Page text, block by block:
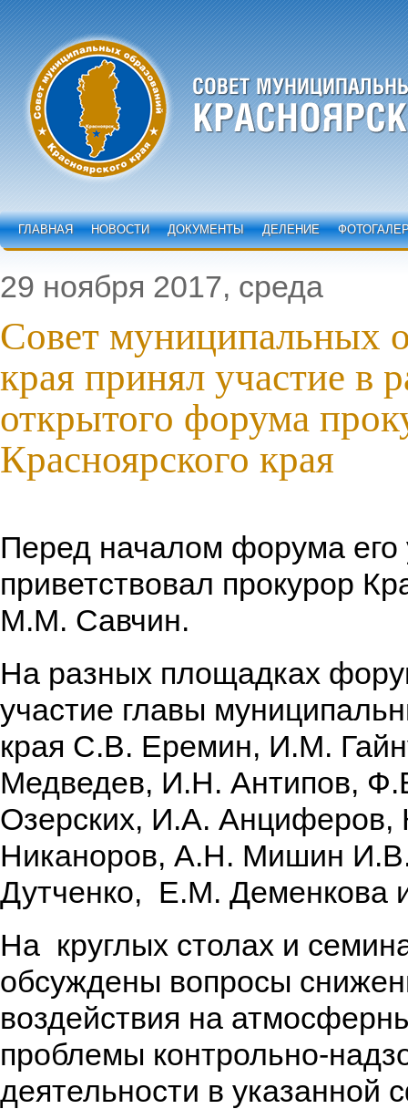
ГЛАВНАЯ НОВОСТИ ДОКУМЕНТЫ ДЕЛЕНИЕ
29 ноября 2017, среда
Совет муниципальных
края принял участие в
открытого форума
Красноярского края
Перед началом форума его
приветствовал прокурор
М.М. Савчин.
На разных площадках
участие главы
края С.В. Еремин, И.М.
Медведев, И.Н. Антипов,
Озерских, И.А.
Никаноров, А.Н. Мишин
Дутченко, Е.М. Деменкова
На круглых столах и
обсуждены вопросы
воздействия на
проблемы контрольно-
деятельности в указанной